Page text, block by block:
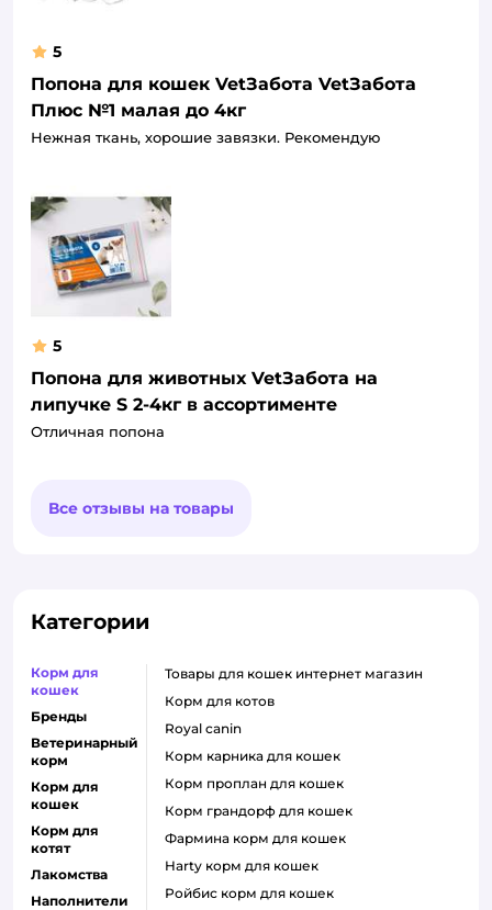
5
Попона для кошек VetЗабота VetЗабота
Плюс №1 малая до 4кг
Нежная ткань, хорошие завязки. Рекомендую
5
Попона для животных VetЗабота на
липучке S 2-4кг в ассортименте
Отличная попона
Все отзывы на товары
Категории
Корм для
кошек
Бренды
Ветеринарный
корм
Корм для
кошек
Корм для
котят
Лакомства
Наполнители
товары для кошек интернет магазин
корм для котов
royal canin
корм карника для кошек
корм проплан для кошек
корм грандорф для кошек
фармина корм для кошек
harty корм для кошек
ройбис корм для кошек